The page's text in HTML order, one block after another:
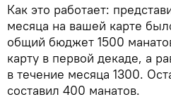
Как это работает:
месяца на вашей карте
общий бюджет 1500
карту в первой декаде, а
в течение месяца 1300.
составил 400 манатов.